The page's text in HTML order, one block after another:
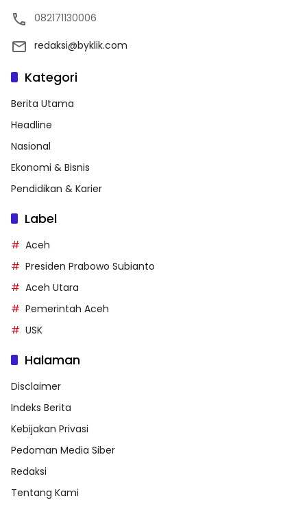
082171130006
redaksi@byklik.com
Kategori
Berita Utama
Headline
Nasional
Ekonomi & Bisnis
Pendidikan & Karier
Label
Aceh
Presiden Prabowo Subianto
Aceh Utara
Pemerintah Aceh
USK
Halaman
Disclaimer
Indeks Berita
Kebijakan Privasi
Pedoman Media Siber
Redaksi
Tentang Kami